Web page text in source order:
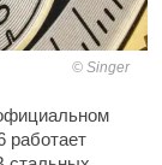
Singer
работает